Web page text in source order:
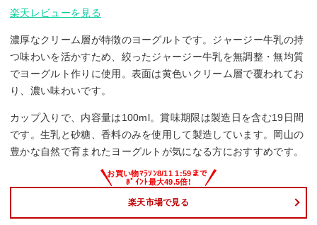
楽天レビューを見る
濃厚なクリーム層が特徴のヨーグルトです。ジャージー牛乳の持
つ味わいを活かすため、絞ったジャージー牛乳を無調整・無均質
でヨーグルト作りに使用。表面は黄色いクリーム層で覆われてお
り、濃い味わいです。
カップ入りで、内容量は100ml。賞味期限は製造日を含む19日間
です。生乳と砂糖、香料のみを使用して製造しています。岡山の
豊かな自然で育まれたヨーグルトが気になる方におすすめです。
楽天市場で見る